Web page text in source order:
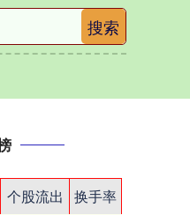
搜索
个股流出
换手率